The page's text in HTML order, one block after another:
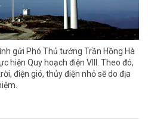
gửi Phó Thủ tướng Trần Hồng Hà
hiện Quy hoạch điện VIII. Theo đó,
điện gió, thủy điện nhỏ sẽ do địa